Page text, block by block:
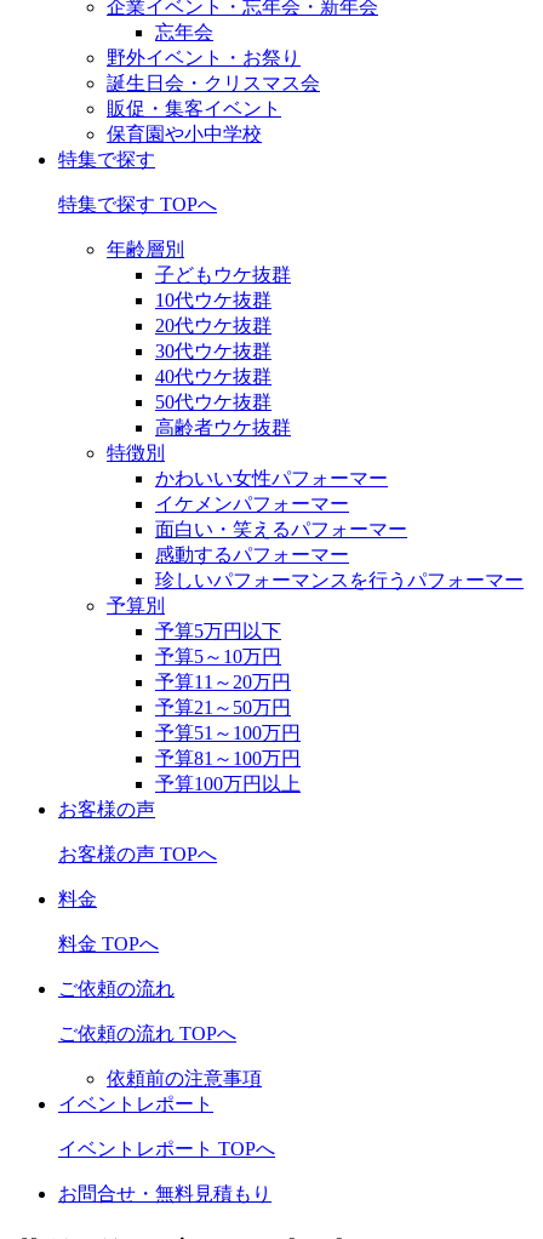
企業イベント・忘年会・新年会
忘年会
野外イベント・お祭り
誕生日会・クリスマス会
販促・集客イベント
保育園や小中学校
特集で探す
特集で探す TOPへ
年齢層別
子どもウケ抜群
10代ウケ抜群
20代ウケ抜群
30代ウケ抜群
40代ウケ抜群
50代ウケ抜群
高齢者ウケ抜群
特徴別
かわいい女性パフォーマー
イケメンパフォーマー
面白い・笑えるパフォーマー
感動するパフォーマー
珍しいパフォーマンスを行うパフォーマー
予算別
予算5万円以下
予算5～10万円
予算11～20万円
予算21～50万円
予算51～100万円
予算81～100万円
予算100万円以上
お客様の声
お客様の声 TOPへ
料金
料金 TOPへ
ご依頼の流れ
ご依頼の流れ TOPへ
依頼前の注意事項
イベントレポート
イベントレポート TOPへ
お問合せ・無料見積もり